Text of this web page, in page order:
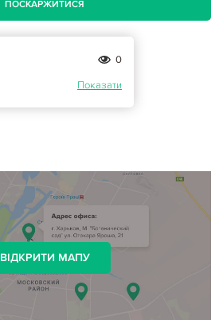
ПОСКАРЖИТИСЯ
0
Показати
ВІДКРИТИ МАПУ